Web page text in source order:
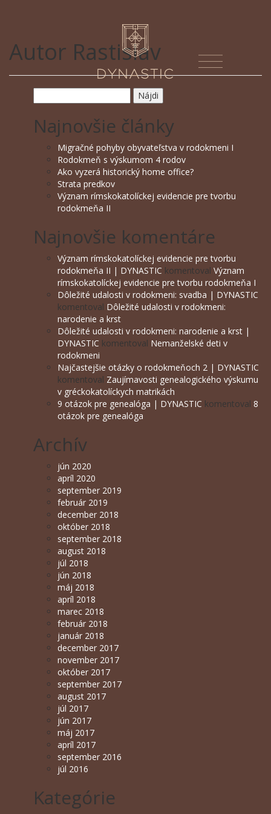
Autor Rastislav
Najnovšie články
Migračné pohyby obyvateľstva v rodokmeni I
Rodokmeň s výskumom 4 rodov
Ako vyzerá historický home office?
Strata predkov
Význam rímskokatolíckej evidencie pre tvorbu
rodokmeňa II
Najnovšie komentáre
Význam rímskokatolíckej evidencie pre tvorbu
rodokmeňa II | DYNASTIC komentoval Význam
rímskokatolíckej evidencie pre tvorbu rodokmeňa I
Dôležité udalosti v rodokmeni: svadba | DYNASTIC
komentoval Dôležité udalosti v rodokmeni:
narodenie a krst
Dôležité udalosti v rodokmeni: narodenie a krst |
DYNASTIC komentoval Nemanželské deti v
rodokmeni
Najčastejšie otázky o rodokmeňoch 2 | DYNASTIC
komentoval Zaujímavosti genealogického výskumu
v gréckokatolíckych matrikách
9 otázok pre genealóga | DYNASTIC komentoval 8
otázok pre genealóga
Archív
jún 2020
apríl 2020
september 2019
február 2019
december 2018
október 2018
september 2018
august 2018
júl 2018
jún 2018
máj 2018
apríl 2018
marec 2018
február 2018
január 2018
december 2017
november 2017
október 2017
september 2017
august 2017
júl 2017
jún 2017
máj 2017
apríl 2017
september 2016
júl 2016
Kategórie